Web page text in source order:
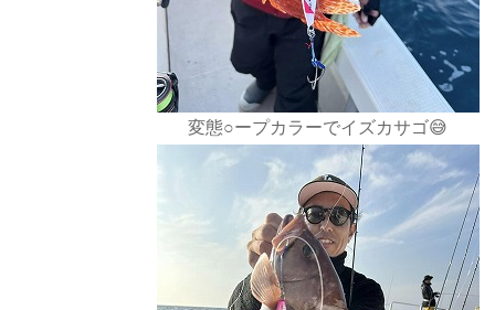
変態○ープカラーでイズカサゴ😅